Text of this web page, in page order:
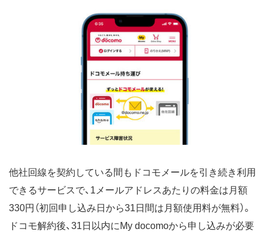
他社回線を契約している間もドコモメールを引き続き利用
できるサービスで、1メールアドレスあたりの料金は月額
330円（初回申し込み日から31日間は月額使用料が無料）。
ドコモ解約後、31日以内にMy docomoから申し込みが必要